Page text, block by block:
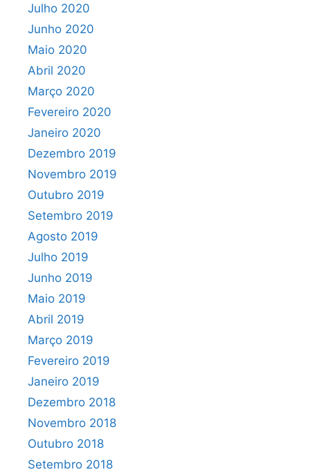
Julho 2020
Junho 2020
Maio 2020
Abril 2020
Março 2020
Fevereiro 2020
Janeiro 2020
Dezembro 2019
Novembro 2019
Outubro 2019
Setembro 2019
Agosto 2019
Julho 2019
Junho 2019
Maio 2019
Abril 2019
Março 2019
Fevereiro 2019
Janeiro 2019
Dezembro 2018
Novembro 2018
Outubro 2018
Setembro 2018